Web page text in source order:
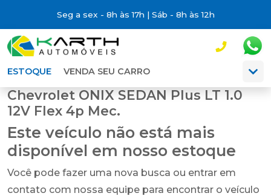
Seg a sex - 8h às 17h | Sáb - 8h às 12h
ESTOQUE VENDA SEU CARRO
Chevrolet ONIX SEDAN Plus LT 1.0
12V Flex 4p Mec.
Este veículo não está mais
disponível em nosso estoque
Você pode fazer uma nova busca ou entrar em
contato com nossa equipe para encontrar o veículo